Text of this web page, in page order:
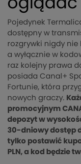
oglądać
Pojedynek
dostępny w
rozgrywki nigdy nie
a wyłącznie w
raz kolejny prawa
posiada Canal+
Fortunie, która
nowych graczy.
promocyjnym
depozyt w
30-dniowy dostęp
tylko postawić
PLN, a kod będzie